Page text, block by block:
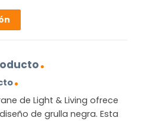
de Light & Living ofrece
de grulla negra. Esta